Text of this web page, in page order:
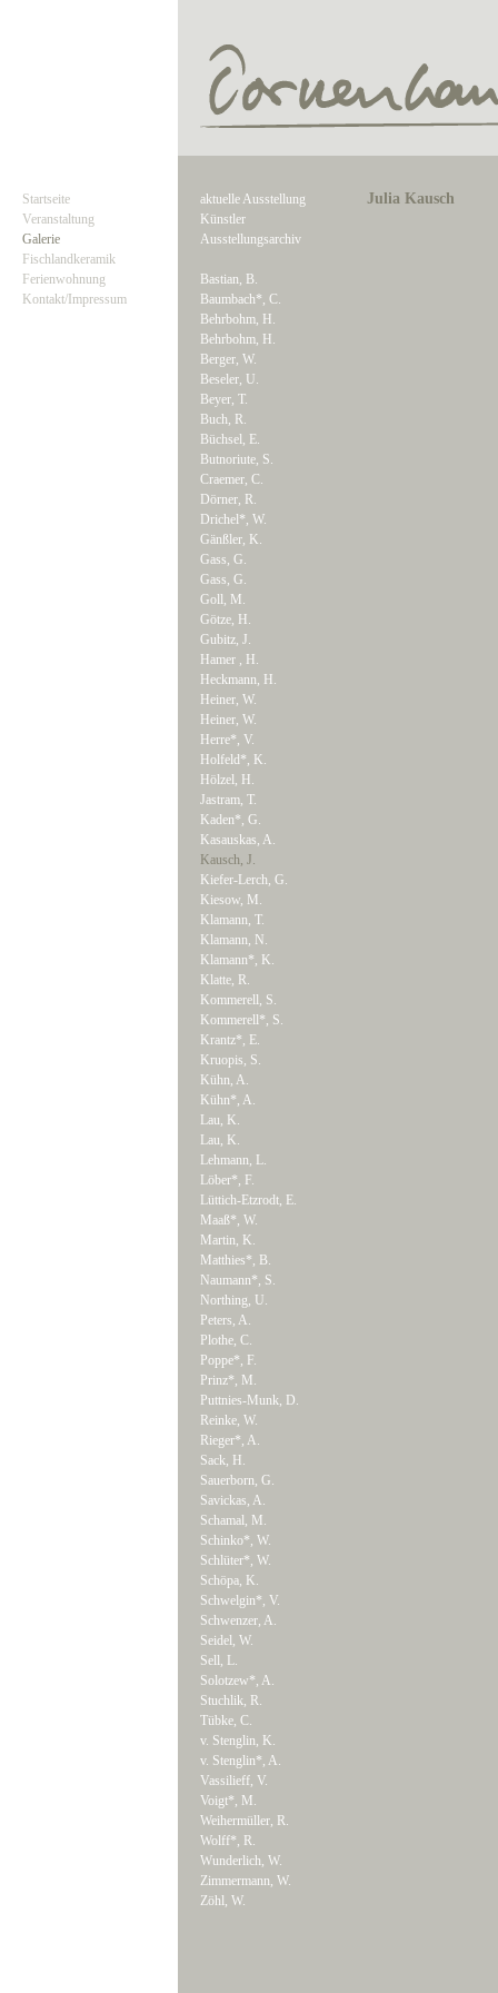
Startseite
Veranstaltung
Galerie
Fischlandkeramik
Ferienwohnung
Kontakt/Impressum
aktuelle Ausstellung
Künstler
Ausstellungsarchiv
Bastian, B.
Baumbach*, C.
Behrbohm, H.
Behrbohm, H.
Berger, W.
Beseler, U.
Beyer, T.
Buch, R.
Büchsel, E.
Butnoriute, S.
Craemer, C.
Dörner, R.
Drichel*, W.
Gänßler, K.
Gass, G.
Gass, G.
Goll, M.
Götze, H.
Gubitz, J.
Hamer , H.
Heckmann, H.
Heiner, W.
Heiner, W.
Herre*, V.
Holfeld*, K.
Hölzel, H.
Jastram, T.
Kaden*, G.
Kasauskas, A.
Kausch, J.
Kiefer-Lerch, G.
Kiesow, M.
Klamann, T.
Klamann, N.
Klamann*, K.
Klatte, R.
Kommerell, S.
Kommerell*, S.
Krantz*, E.
Kruopis, S.
Kühn, A.
Kühn*, A.
Lau, K.
Lau, K.
Lehmann, L.
Löber*, F.
Lüttich-Etzrodt, E.
Maaß*, W.
Martin, K.
Matthies*, B.
Naumann*, S.
Northing, U.
Peters, A.
Plothe, C.
Poppe*, F.
Prinz*, M.
Puttnies-Munk, D.
Reinke, W.
Rieger*, A.
Sack, H.
Sauerborn, G.
Savickas, A.
Schamal, M.
Schinko*, W.
Schlüter*, W.
Schöpa, K.
Schwelgin*, V.
Schwenzer, A.
Seidel, W.
Sell, L.
Solotzew*, A.
Stuchlik, R.
Tübke, C.
v. Stenglin, K.
v. Stenglin*, A.
Vassilieff, V.
Voigt*, M.
Weihermüller, R.
Wolff*, R.
Wunderlich, W.
Zimmermann, W.
Zöhl, W.
Julia Kausch